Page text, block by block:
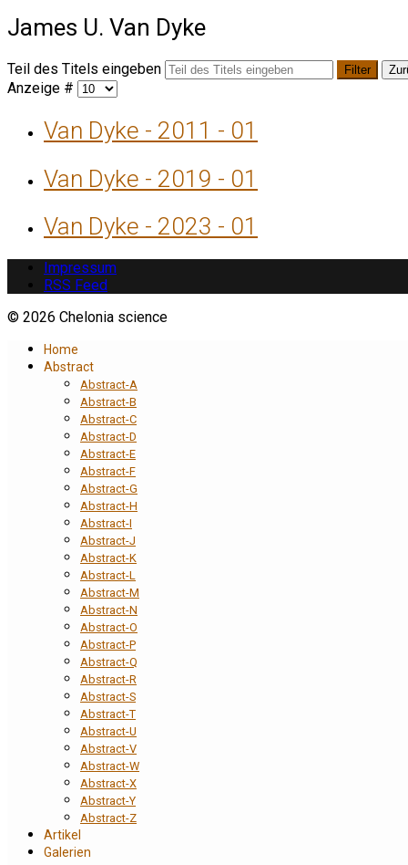
James U. Van Dyke
Teil des Titels eingeben Filter
Anzeige #
Van Dyke - 2011 - 01
Van Dyke - 2019 - 01
Van Dyke - 2023 - 01
Impressum
RSS Feed
© 2026 Chelonia science
Home
Abstract
Abstract-A
Abstract-B
Abstract-C
Abstract-D
Abstract-E
Abstract-F
Abstract-G
Abstract-H
Abstract-I
Abstract-J
Abstract-K
Abstract-L
Abstract-M
Abstract-N
Abstract-O
Abstract-P
Abstract-Q
Abstract-R
Abstract-S
Abstract-T
Abstract-U
Abstract-V
Abstract-W
Abstract-X
Abstract-Y
Abstract-Z
Artikel
Galerien